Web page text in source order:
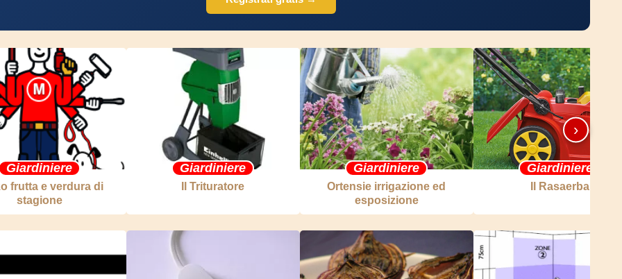
Giardiniere
frutta e verdura di
stagione
Giardiniere
Il Trituratore
Giardiniere
Ortensie irrigazione ed
esposizione
Giardiniere
Il Rasaerba
›